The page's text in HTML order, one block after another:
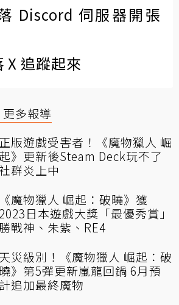
Discord 伺服器開張
X 追蹤起來
多報導
正版遊戲受害者！《魔物獵人 崛
起》更新後Steam Deck玩不了
群炎上中
《魔物獵人 崛起：破曉》獲
2023日本遊戲大獎「最優秀賞」
勝戰神、朱紫、RE4
天災級別！《魔物獵人 崛起：破
曉》第5彈更新嵐龍回鍋 6月預
計追加最終魔物